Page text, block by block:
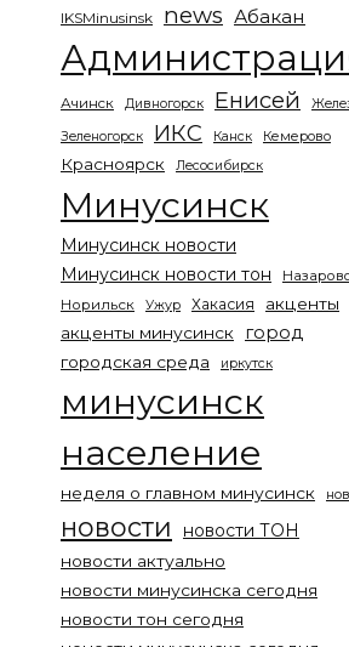
IKSMinusinsk news Абакан
Ачинск Дивногорск Енисей
Зеленогорск ИКС Канск Кемерово
Красноярск Лесосибирск
Минусинск
Минусинск новости
Минусинск новости тон
Норильск
Ужур Хакасия
акценты
акценты минусинск
город
городская среда иркутск
минусинск
население
неделя о главном минусинск
новости новости ТОН
новости актуально
новости минусинска сегодня
новости тон сегодня